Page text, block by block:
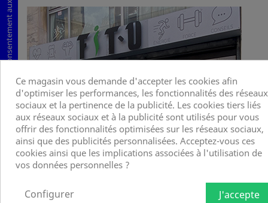
Ce magasin vous demande d'accepter les cookies afin
d'optimiser les performances, les fonctionnalités des réseaux
sociaux et la pertinence de la publicité. Les cookies tiers liés
aux réseaux sociaux et à la publicité sont utilisés pour vous
offrir des fonctionnalités optimisées sur les réseaux sociaux,
ainsi que des publicités personnalisées. Acceptez-vous ces
cookies ainsi que les implications associées à l'utilisation de
vos données personnelles ?
J'accepte
Configurer